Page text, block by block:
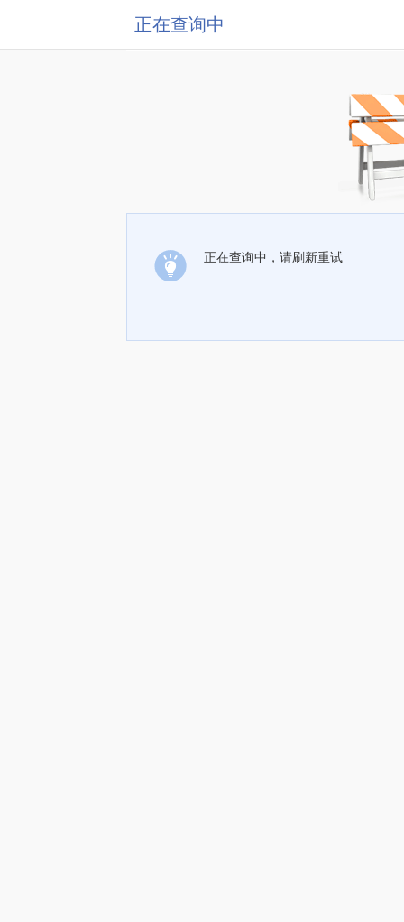
正在查询中
正在查询中，请刷新重试